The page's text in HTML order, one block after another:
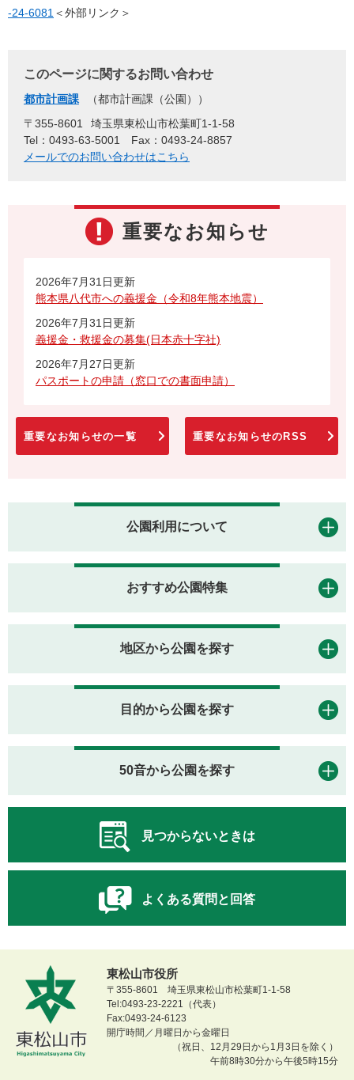
-24-6081 ＜外部リンク＞
このページに関するお問い合わせ
都市計画課
都市計画課（公園）
〒355-8601
埼玉県東松山市松葉町1-1-58
Tel：0493-63-5001
Fax：0493-24-8857
メールでのお問い合わせはこちら
重要なお知らせ
2026年7月31日更新
熊本県八代市への義援金（令和8年熊本地震）
2026年7月31日更新
義援金・救援金の募集(日本赤十字社)
2026年7月27日更新
パスポートの申請（窓口での書面申請）
重要なお知らせの一覧 重要なお知らせのRSS
公園利用について
おすすめ公園特集
地区から公園を探す
目的から公園を探す
50音から公園を探す
見つからないときは
よくある質問と回答
東松山市役所
〒355-8601 埼玉県東松山市松葉町1-1-58
Tel:0493-23-2221（代表）
Fax:0493-24-6123
開庁時間／月曜日から金曜日
（祝日、12月29日から1月3日を除く）
午前8時30分から午後5時15分